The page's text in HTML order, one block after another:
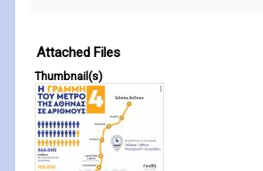
Attached Files
Thumbnail(s)